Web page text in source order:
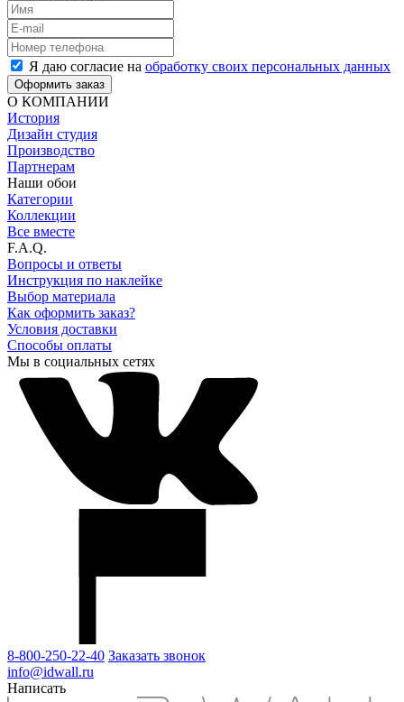
Я даю согласие на обработку своих персональных данных
Оформить заказ
О КОМПАНИИ
История
Дизайн студия
Производство
Партнерам
Наши обои
Категории
Коллекции
Все вместе
F.A.Q.
Вопросы и ответы
Инструкция по наклейке
Выбор материала
Как оформить заказ?
Условия доставки
Способы оплаты
Мы в социальных сетях
8-800-250-22-40 Заказать звонок
info@idwall.ru
Написать